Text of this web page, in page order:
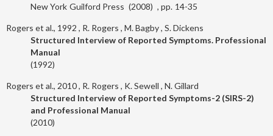
Guilford Press
New York 2008 14-35
Rogers et al., 1992 R. Rogers M. Bagby S. Dickens
Structured Interview of Reported Symptoms. Professional
Manual
1992
Rogers et al., 2010 R. Rogers K. Sewell N. Gillard
Structured Interview of Reported Symptoms-2 (SIRS-2)
and Professional Manual
2010